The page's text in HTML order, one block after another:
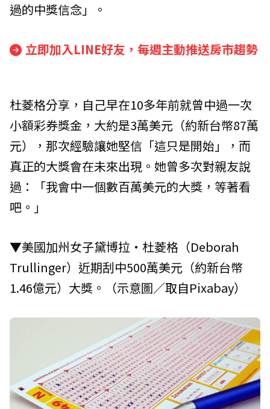
過的中獎信念」。
立即加入LINE好友，每週主動推送房市趨勢
杜菱格分享，自己早在10多年前就曾中過一次
小額彩券獎金，大約是3萬美元（約新台幣87萬
元），那次經驗讓她堅信「這只是開始」，而
真正的大獎會在未來出現。她曾多次對親友說
過：「我會中一個數百萬美元的大獎，等著看
吧。」
▼美國加州女子黛博拉‧杜菱格（Deborah
Trullinger）近期刮中500萬美元（約新台幣
1.46億元）大獎。（示意圖／取自Pixabay）